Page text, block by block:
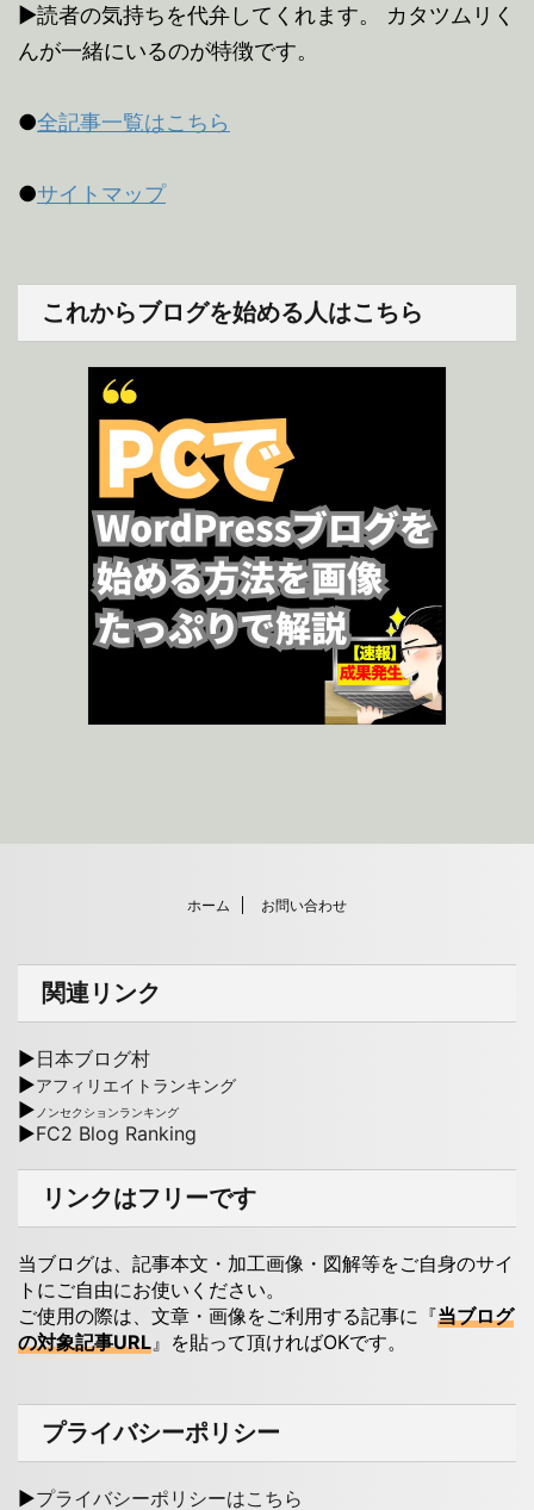
▶読者の気持ちを代弁してくれます。 カタツムリく
んが一緒にいるのが特徴です。
●全記事一覧はこちら
●サイトマップ
これからブログを始める人はこちら
ホーム お問い合わせ
関連リンク
▶日本ブログ村
▶アフィリエイトランキング
▶ ノンセクションランキング
▶FC2 Blog Ranking
リンクはフリーです
当ブログは、記事本文・加工画像・図解等をご自身のサイ
トにご自由にお使いください。
ご使用の際は、文章・画像をご利用する記事に『当ブログ
の対象記事URL 』を貼って頂ければOKです。
プライバシーポリシー
▶プライバシーポリシーはこちら